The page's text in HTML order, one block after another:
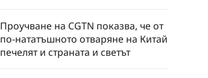
Проучване на CGTN показва, че от
по-нататъшното отваряне на Китай
печелят и страната и светът